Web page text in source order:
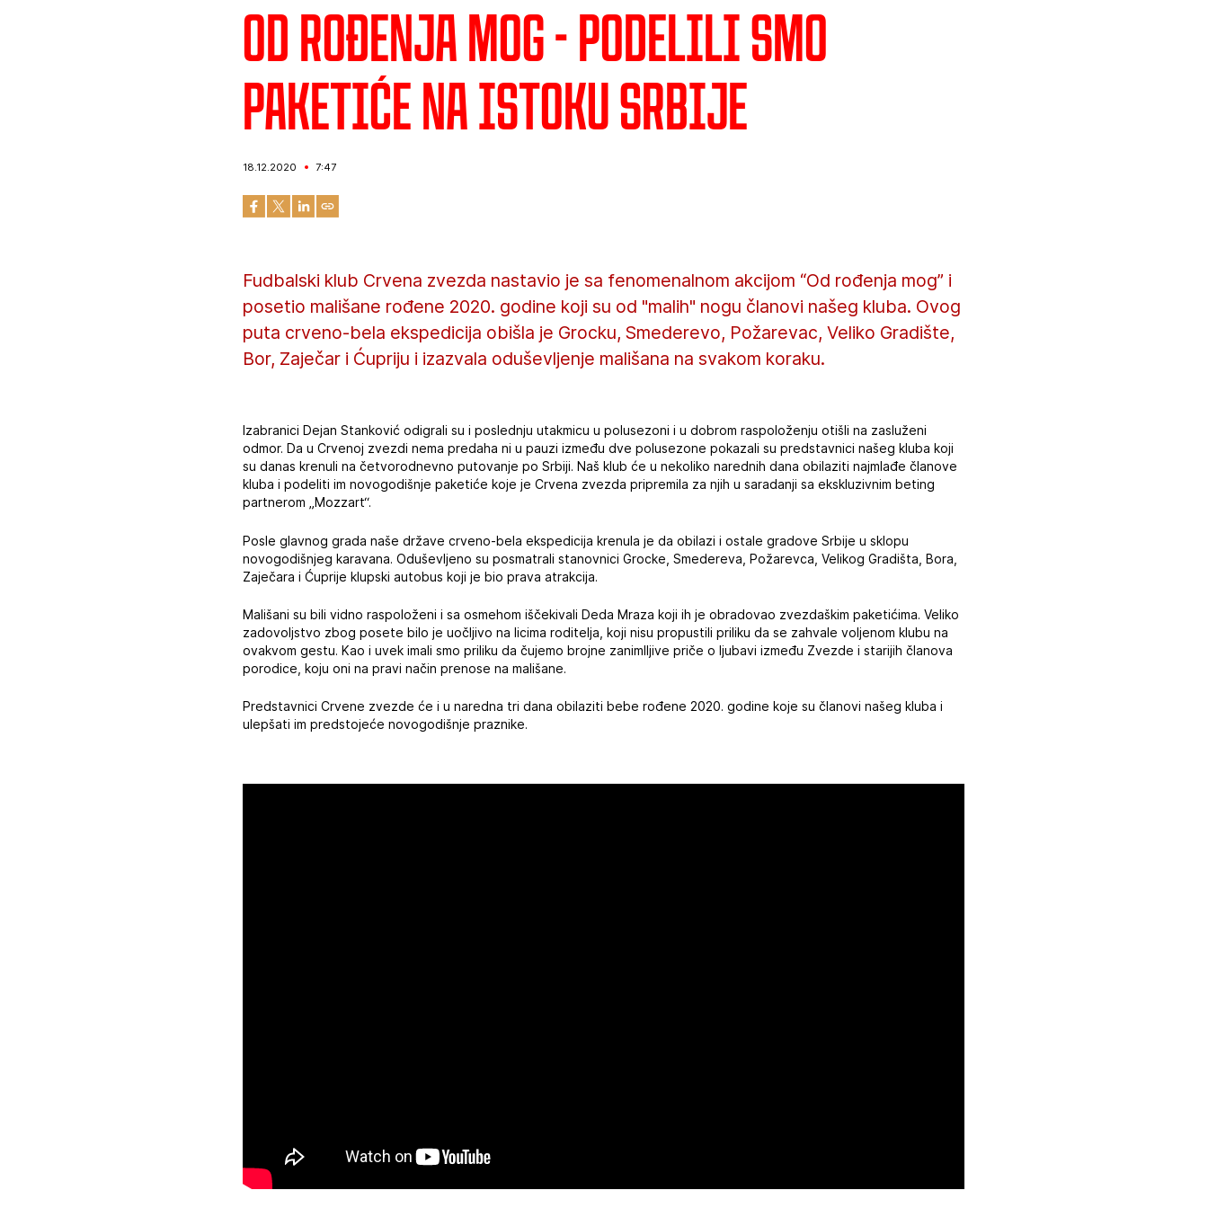
Od rođenja mog - Podelili smo
paketiće na istoku Srbije
18.12.2020 7:47
Fudbalski klub Crvena zvezda nastavio je sa fenomenalnom akcijom “Od rođenja mog” i
posetio mališane rođene 2020. godine koji su od "malih" nogu članovi našeg kluba. Ovog
puta crveno-bela ekspedicija obišla je Grocku, Smederevo, Požarevac, Veliko Gradište,
Bor, Zaječar i Ćupriju i izazvala oduševljenje mališana na svakom koraku.
Izabranici Dejan Stanković odigrali su i poslednju utakmicu u polusezoni i u dobrom raspoloženju otišli na zasluženi
odmor. Da u Crvenoj zvezdi nema predaha ni u pauzi između dve polusezone pokazali su predstavnici našeg kluba koji
su danas krenuli na četvorodnevno putovanje po Srbiji. Naš klub će u nekoliko narednih dana obilaziti najmlađe članove
kluba i podeliti im novogodišnje paketiće koje je Crvena zvezda pripremila za njih u saradanji sa ekskluzivnim beting
partnerom „Mozzart“.
Posle glavnog grada naše države crveno-bela ekspedicija krenula je da obilazi i ostale gradove Srbije u sklopu
novogodišnjeg karavana. Oduševljeno su posmatrali stanovnici Grocke, Smedereva, Požarevca, Velikog Gradišta, Bora,
Zaječara i Ćuprije klupski autobus koji je bio prava atrakcija.
Mališani su bili vidno raspoloženi i sa osmehom iščekivali Deda Mraza koji ih je obradovao zvezdaškim paketićima. Veliko
zadovoljstvo zbog posete bilo je uočljivo na licima roditelja, koji nisu propustili priliku da se zahvale voljenom klubu na
ovakvom gestu. Kao i uvek imali smo priliku da čujemo brojne zanimlljive priče o ljubavi između Zvezde i starijih članova
porodice, koju oni na pravi način prenose na mališane.
Predstavnici Crvene zvezde će i u naredna tri dana obilaziti bebe rođene 2020. godine koje su članovi našeg kluba i
ulepšati im predstojeće novogodišnje praznike.